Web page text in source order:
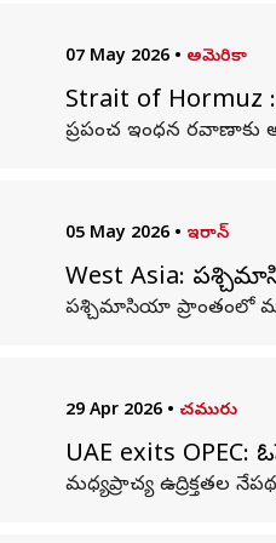
07 May 2026 • అమెరికా
Strait of
ప్రపంచ ఇంధన రవాణాకు
05 May 2026 • ఇరాన్
West Asia:
పశ్చిమాసియా ప్రాంతంలో
29 Apr 2026 • చమురు
UAE exits
మధ్యప్రాచ్య ఉద్రిక్తతల